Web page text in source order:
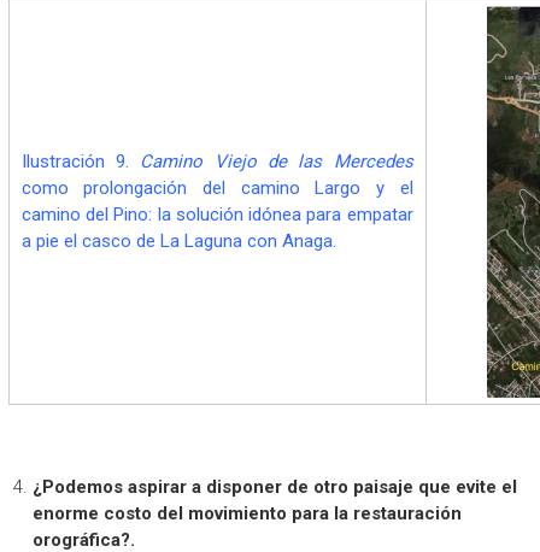
Ilustración 9. Camino Viejo de las Mercedes
como prolongación del camino Largo y el
camino del Pino: la solución idónea para empatar
a pie el casco de La Laguna con Anaga.
¿Podemos aspirar a disponer de otro paisaje que evite el
enorme costo del movimiento para la restauración
orográfica?.